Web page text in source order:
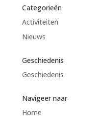
Categorieën
Activiteiten
Nieuws
Geschiedenis
Geschiedenis
Navigeer naar
Home